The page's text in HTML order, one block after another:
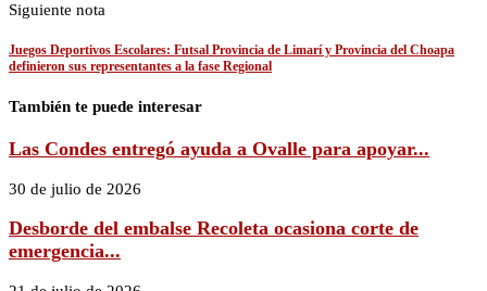
Siguiente nota
Juegos Deportivos Escolares: Futsal Provincia de Limarí y Provincia del Choapa
definieron sus representantes a la fase Regional
También te puede interesar
Las Condes entregó ayuda a Ovalle para apoyar...
30 de julio de 2026
Desborde del embalse Recoleta ocasiona corte de
emergencia...